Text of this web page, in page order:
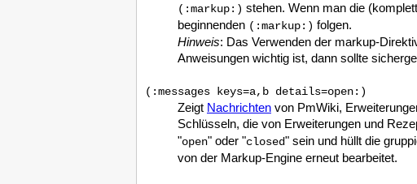
(:markup:) stehen. Wenn man die
beginnenden (:markup:) folgen.
Hinweis: Das Verwenden der markup-
Anweisungen wichtig ist, dann sollte
(:messages keys=a,b details=open:)
Zeigt Nachrichten von PmWiki,
Schlüsseln, die von Erweiterungen und
"open" oder "closed" sein und hüllt die
von der Markup-Engine erneut bearbeitet.